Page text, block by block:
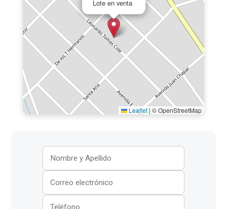
Lote en venta
Leaflet | © OpenStreetMap